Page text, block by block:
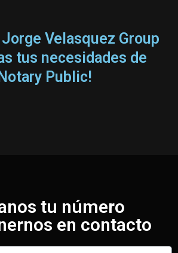
Jorge Velasquez Group
tus necesidades de
Notary Public!
tu número
en contacto